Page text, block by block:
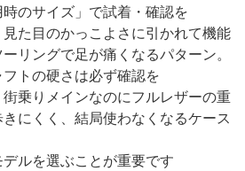
のサイズ」で試着・確認を
見た目のかっこよさに引かれて機能
リングで足が痛くなるパターン。
トの硬さは必ず確認を
街乗りメインなのにフルレザーの重
にくく、結局使わなくなるケース
ルを選ぶことが重要です